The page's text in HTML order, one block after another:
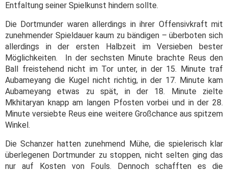
Entfaltung seiner Spielkunst hindern sollte.
Die Dortmunder waren allerdings in ihrer Offensivkraft mit
zunehmender Spieldauer kaum zu bändigen – überboten sich
allerdings in der ersten Halbzeit im Versieben bester
Möglichkeiten. In der sechsten Minute brachte Reus den
Ball freistehend nicht im Tor unter, in der 15. Minute traf
Aubameyang die Kugel nicht richtig, in der 17. Minute kam
Aubameyang etwas zu spät, in der 18. Minute zielte
Mkhitaryan knapp am langen Pfosten vorbei und in der 28.
Minute versiebte Reus eine weitere Großchance aus spitzem
Winkel.
Die Schanzer hatten zunehmend Mühe, die spielerisch klar
überlegenen Dortmunder zu stoppen, nicht selten ging das
nur auf Kosten von Fouls. Dennoch schafften es die